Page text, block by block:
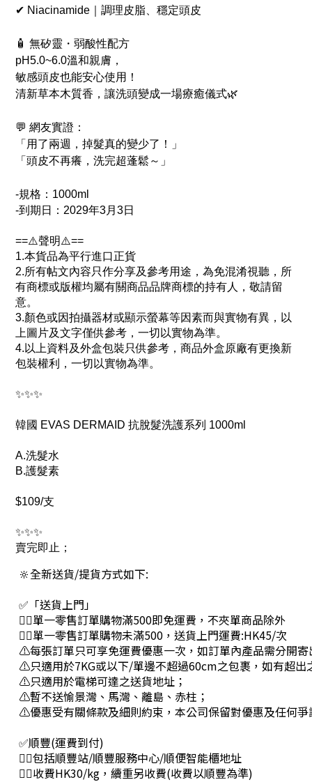
✔ Niacinamide｜調理皮脂、穩定頭皮
🧴 無矽靈・弱酸性配方
pH5.0~6.0溫和親膚，
敏感頭皮也能安心使用！
清新草本木質香，讓洗頭變成一場療癒儀式🌿
💬 網友實證：
「用了兩週，掉髮真的變少了！」
「頭皮不再癢，洗完超蓬鬆～」
-規格：1000ml
-到期日：2029年3月3日
==⚠️聲明⚠️==
1.本貨品為平行進口正貨
2.所有帖文內容只作分享及參考用途，為免混淆視聽，所
有商標或版權均屬有關商品品牌商標的持有人，敬請留
意。
3.顏色或因拍攝器材或顯示螢幕等因素而與實物有異，以
上圖片及文字僅供參考，一切以實物為準。
4.以上資料及外盒包裝只供參考，商品外盒原廠有更換新
包裝權利，一切以實物為準。
✨✨✨
韓國 EVAS DERMAID 抗脫髮洗護系列 1000ml
A.洗髮水
B.護髮素
$109/支
✨✨✨
賣完即止；
🔆全新送貨/提貨方式如下:
✅「送貨上門」
👉🏻單一零售訂單購物滿500即免運費，不夾單商品除外
👉🏻單一零售訂單購物未滿500，送貨上門運費:HK45/次
⚠每張訂單只可享免運費優惠一次，如訂單內產品需分開
⚠只適用於7KG或以下/單邊不超過60cm之包裹，如有超出
⚠只適用於電梯可達之送貨地址；
⚠暫不送愉景灣、馬灣、離島、赤柱；
⚠優惠受有關條款及細則約束，本公司保留對優惠及任何
✅順豐(運費到付)
👉🏻包括順豐站/順豐服務中心/順便智能櫃地址
👉🏻收費HK30/kg，續重另收費(收費以順豐為準)